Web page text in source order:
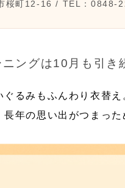
桜町12-16 / TEL：0848-
ングは10月も引き
るみもふんわり衣替え
年の思い出がつまっ